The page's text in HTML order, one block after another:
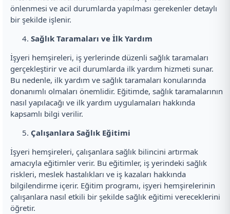
önlenmesi ve acil durumlarda yapılması gerekenler detaylı
bir şekilde işlenir.
Sağlık Taramaları ve İlk Yardım
İşyeri hemşireleri, iş yerlerinde düzenli sağlık taramaları
gerçekleştirir ve acil durumlarda ilk yardım hizmeti sunar.
Bu nedenle, ilk yardım ve sağlık taramaları konularında
donanımlı olmaları önemlidir. Eğitimde, sağlık taramalarının
nasıl yapılacağı ve ilk yardım uygulamaları hakkında
kapsamlı bilgi verilir.
Çalışanlara Sağlık Eğitimi
İşyeri hemşireleri, çalışanlara sağlık bilincini artırmak
amacıyla eğitimler verir. Bu eğitimler, iş yerindeki sağlık
riskleri, meslek hastalıkları ve iş kazaları hakkında
bilgilendirme içerir. Eğitim programı, işyeri hemşirelerinin
çalışanlara nasıl etkili bir şekilde sağlık eğitimi vereceklerini
öğretir.